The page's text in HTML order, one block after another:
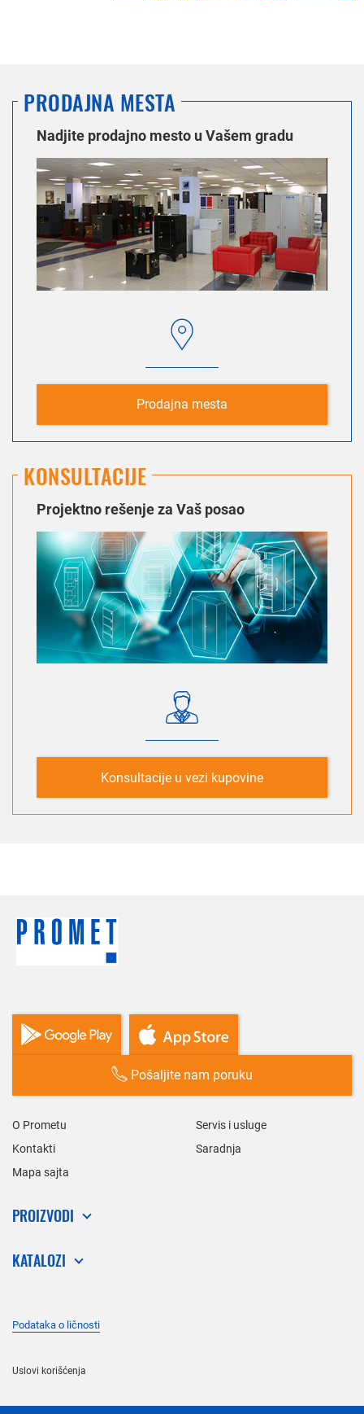
PRODAJNA MESTA
Nadjite prodajno mesto u Vašem gradu
Prodajna mesta
KONSULTACIJE
Projektno rešenje za Vaš posao
Konsultacije u vezi kupovine
Pošaljite nam poruku
O Prometu
Servis i usluge
Kontakti
Saradnja
Mapa sajta
PROIZVODI
KATALOZI
Podataka o ličnosti
Uslovi korišćenja